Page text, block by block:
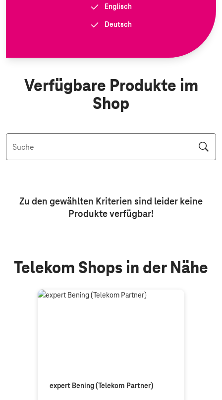
Englisch
Deutsch
Verfügbare Produkte im
Shop
Suche
Zu den gewählten Kriterien sind leider keine
Produkteverfügbar!
Telekom Shops in der Nähe
expert Bening (Telekom Partner)